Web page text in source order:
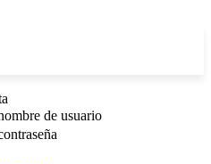
de usuario